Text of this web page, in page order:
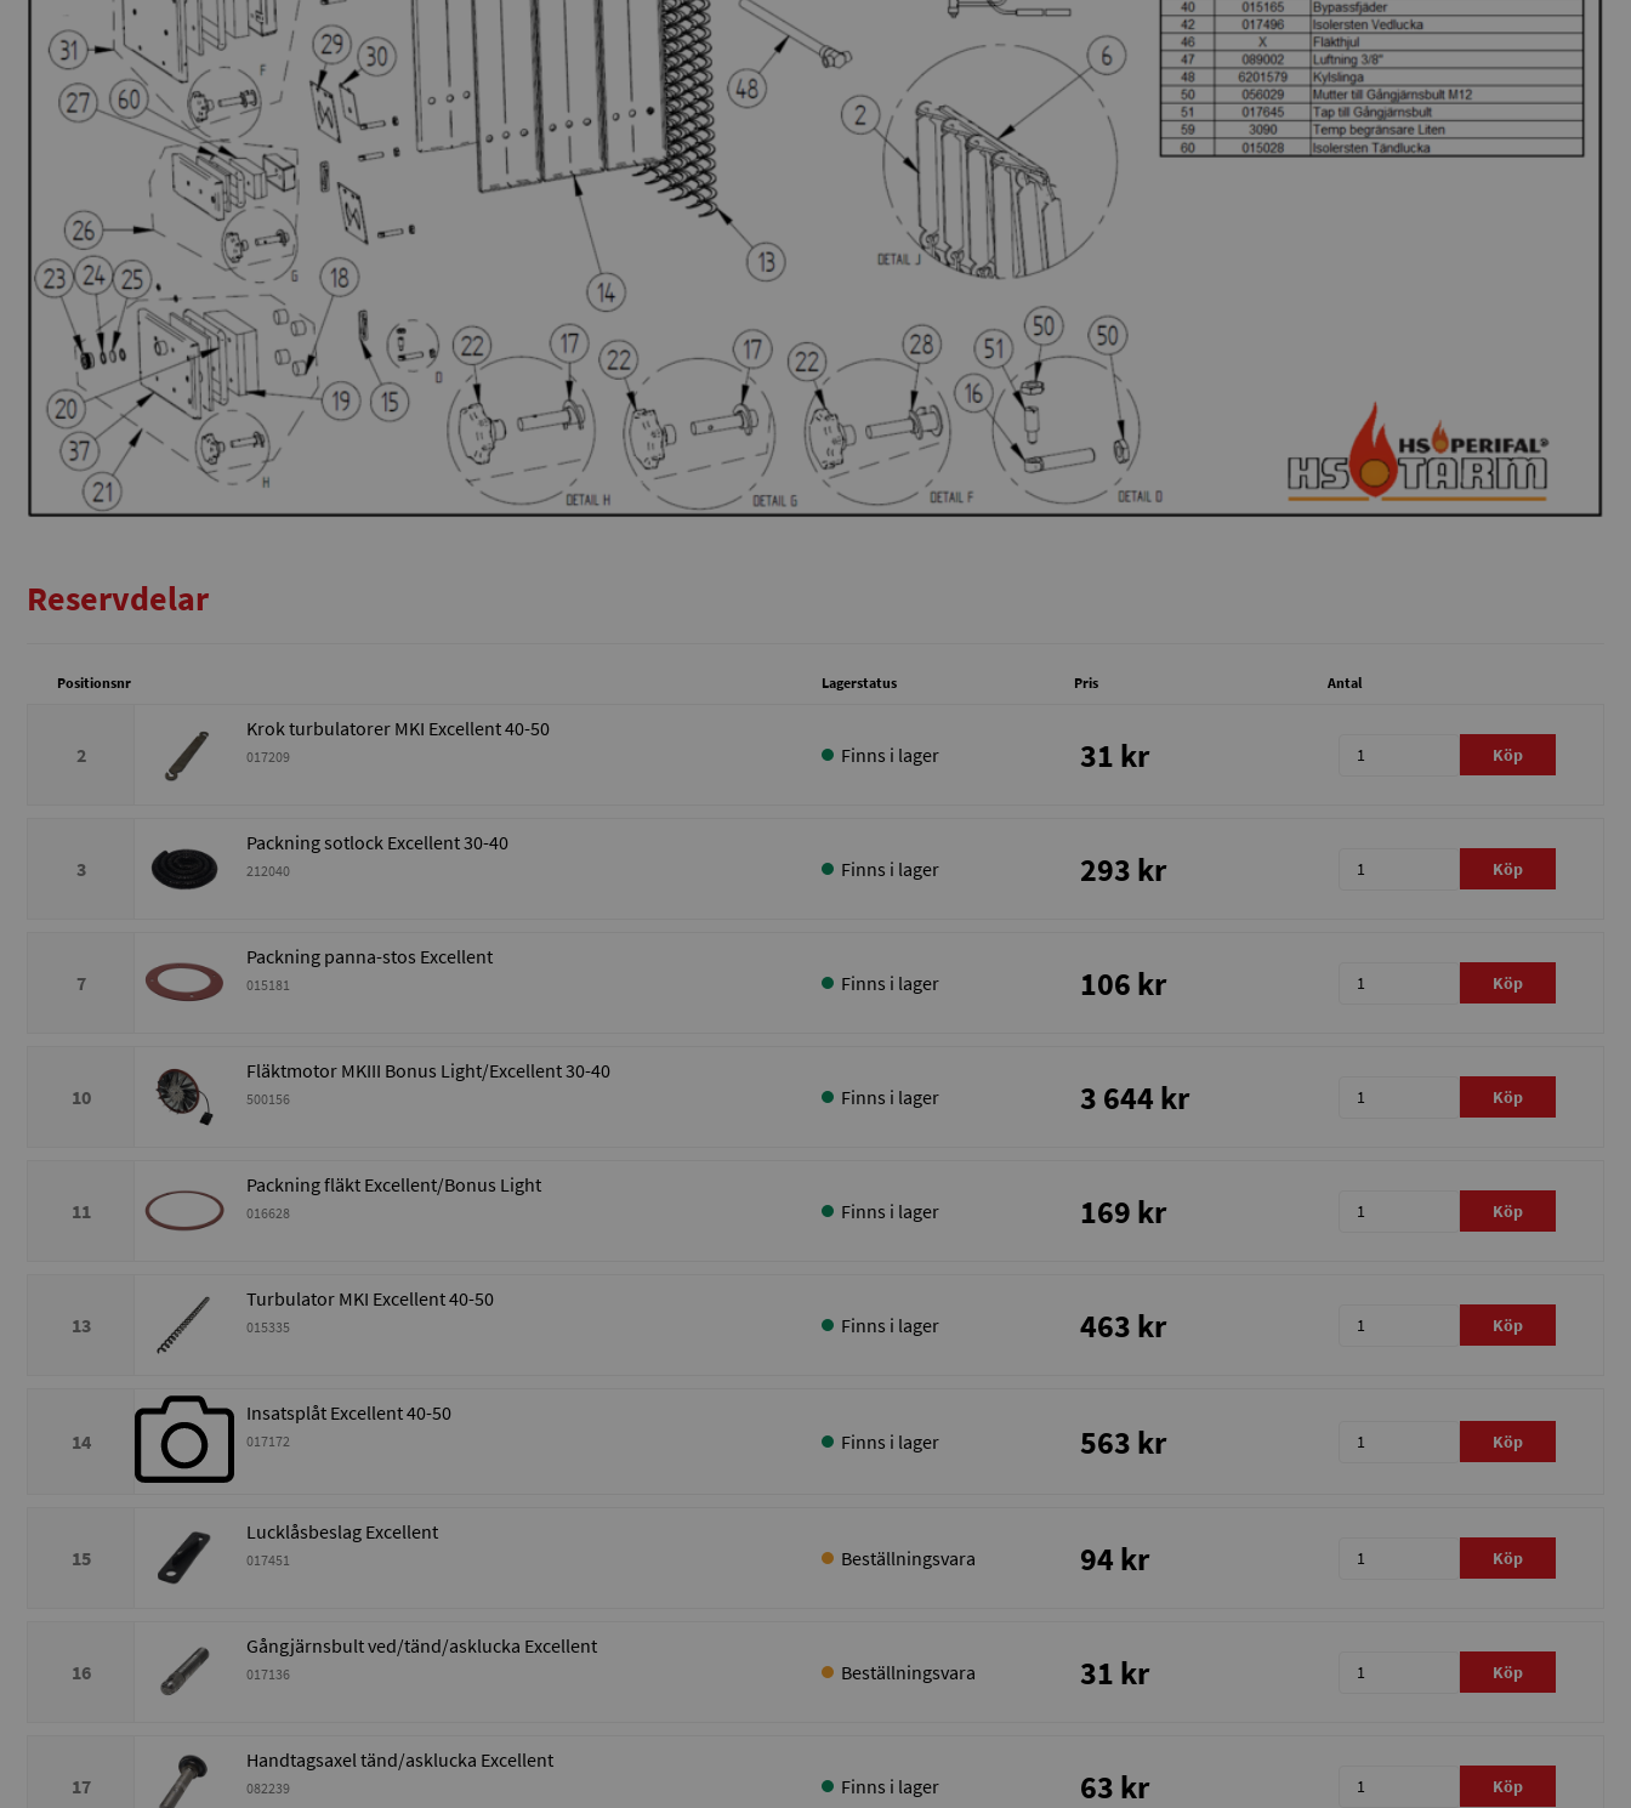
Reservdelar
Positionsnr Lagerstatus Pris Antal
2
Krok turbulatorer MKI Excellent 40-50
017209 Finns i lager 31 kr Köp
3
Packning sotlock Excellent 30-40
212040 Finns i lager 293 kr Köp
7
Packning panna-stos Excellent
015181 Finns i lager 106 kr Köp
10
Fläktmotor MKIII Bonus Light/Excellent 30-40
500156 Finns i lager 3 644 kr Köp
11
Packning fläkt Excellent/Bonus Light
016628 Finns i lager 169 kr Köp
13
Turbulator MKI Excellent 40-50
015335 Finns i lager 463 kr Köp
14
Insatsplåt Excellent 40-50
017172 Finns i lager 563 kr Köp
15
Lucklåsbeslag Excellent
017451 Beställningsvara 94 kr Köp
16
Gångjärnsbult ved/tänd/asklucka Excellent
017136 Beställningsvara 31 kr Köp
17
Handtagsaxel tänd/asklucka Excellent
082239 Finns i lager 63 kr Köp